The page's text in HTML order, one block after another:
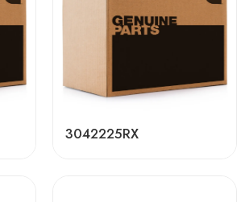
3042225RX